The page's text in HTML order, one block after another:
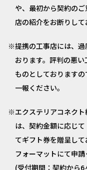
や、最初から契約の
店の紹介をお断りして
提携の工事店には、
おります。評判の悪
ものとしております
一報ください。
エクステリアコネク
は、契約金額に応じ
てギフト券を贈呈し
フォーマットにて申
(受付期間：契約から6